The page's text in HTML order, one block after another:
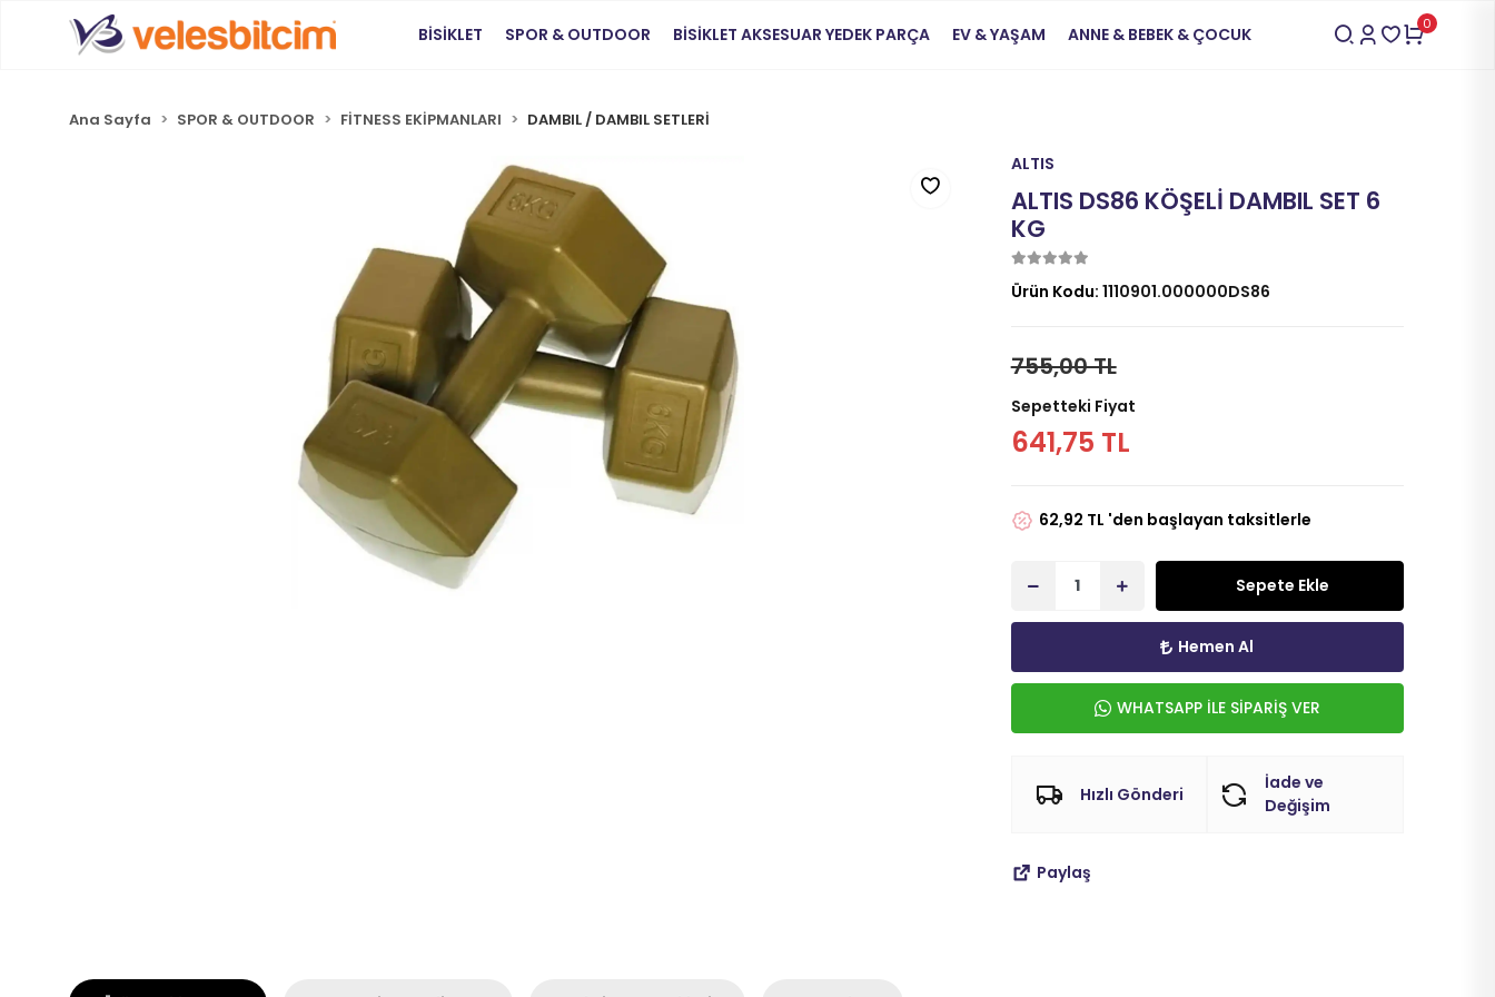
BİSİKLET SPOR & OUTDOOR BİSİKLET AKSESUAR YEDEK PARÇA EV & YAŞAM ANNE & BEBEK & ÇOCUK 0
Ana Sayfa SPOR & OUTDOOR FİTNESS EKİPMANLARI DAMBIL / DAMBIL SETLERİ
ALTIS
ALTIS DS86 KÖŞELİ DAMBIL SET 6
KG
Ürün Kodu: 1110901.000000DS86
755,00 TL
Sepetteki Fiyat
641,75 TL
62,92 TL 'den başlayan taksitlerle
Sepete Ekle
Hemen Al
WHATSAPP İLE SİPARİŞ VER
Hızlı Gönderi
İade ve
Değişim
Paylaş